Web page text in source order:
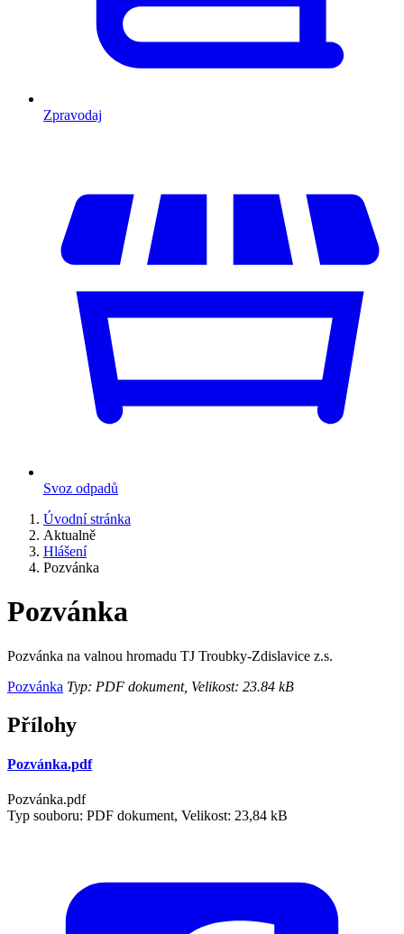
Zpravodaj
Svoz odpadů
Úvodní stránka
Aktualně
Hlášení
Pozvánka
Pozvánka
Pozvánka na valnou hromadu TJ Troubky-Zdislavice z.s.
Pozvánka Typ: PDF dokument, Velikost: 23.84 kB
Přílohy
Pozvánka.pdf
Pozvánka.pdf
Typ souboru: PDF dokument, Velikost: 23,84 kB